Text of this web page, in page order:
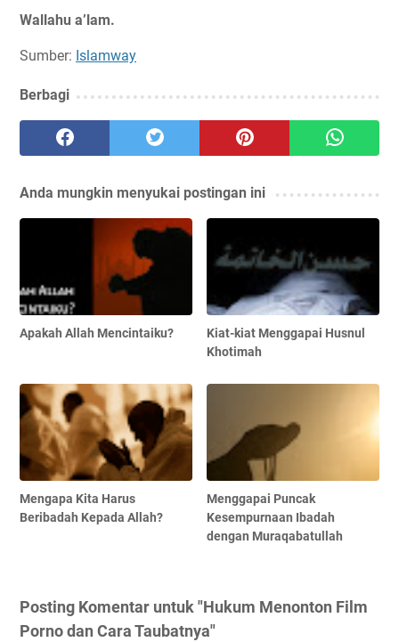
Wallahu a’lam.
Sumber: Islamway
Berbagi
Anda mungkin menyukai postingan ini
Apakah Allah Mencintaiku?
Kiat-kiat Menggapai Husnul
Khotimah
Mengapa Kita Harus
Beribadah Kepada Allah?
Menggapai Puncak
Kesempurnaan Ibadah
dengan Muraqabatullah
Posting Komentar untuk "Hukum Menonton Film
Porno dan Cara Taubatnya"